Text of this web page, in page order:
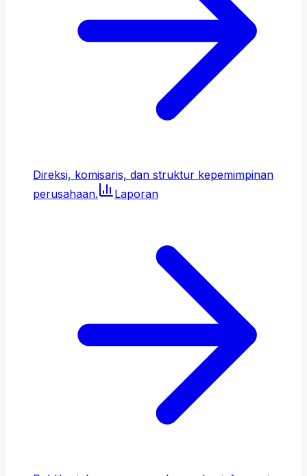
Direksi, komisaris, dan struktur kepemimpinan
perusahaan.
Laporan